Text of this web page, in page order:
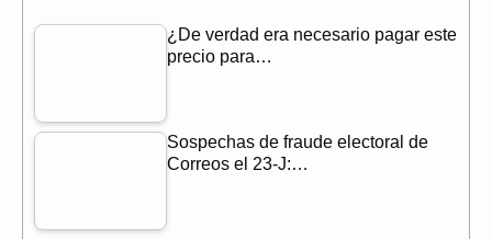
b
o
k
g
m
p
¿De verdad era necesario pagar este
precio para…
Sospechas de fraude electoral de
Correos el 23-J:…